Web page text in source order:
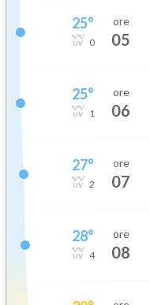
25°
0
ore
05
25°
1
ore
06
27°
2
ore
07
28°
4
ore
08